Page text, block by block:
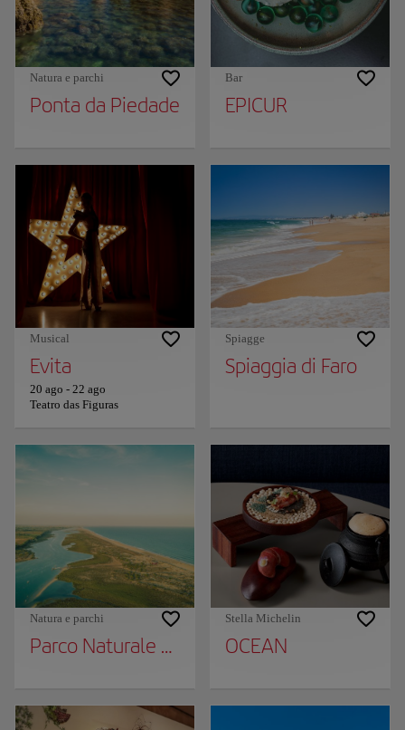
Natura e parchi
Ponta da Piedade
Bar
EPICUR
Musical
Evita
20 ago - 22 ago
Teatro das Figuras
Spiagge
Spiaggia di Faro
Natura e parchi
Parco Naturale della Ria Formosa
Stella Michelin
OCEAN